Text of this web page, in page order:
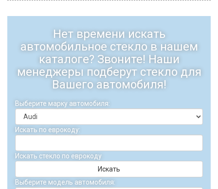
Нет времени искать
автомобильное стекло в нашем
каталоге? Звоните! Наши
менеджеры подберут стекло для
Вашего автомобиля!
Выберите марку автомобиля:
Искать по еврокоду:
Искать стекло по еврокоду
Искать
Выберите модель автомобиля: